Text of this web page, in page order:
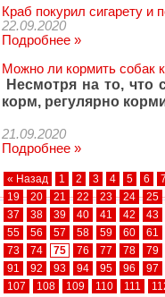
Краб покурил сигарету и
22.09.2020
Подробнее »
Можно ли кормить собак
Несмотря на то, что
корм, регулярно
21.09.2020
Подробнее »
« Назад 1 2 3 4 5 6
19
20 21 22 23 24
25
37
38 39 40 41 42
43
55
56 57 58 59 60
61
73
74 75 76 77 78
79
91
92 93 94 95 96
97
107
108 109 110 111